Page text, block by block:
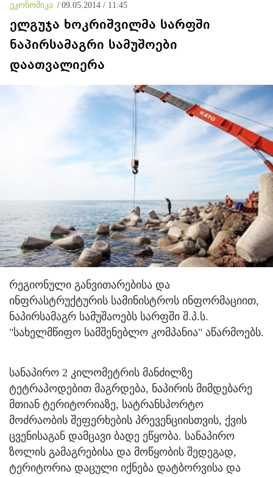
ეკონომიკა / 09.05.2014 / 11:45
ელგუჯა ხოკრიშვილმა სარფში
ნაპირსამაგრი სამუშოები
დაათვალიერა
რეგიონული განვითარებისა და
ინფრასტრუქტურის სამინისტროს ინფორმაციით,
ნაპირსამაგრ სამუშაოებს სარფში შ.პ.ს.
"სახელმწიფო სამშენებლო კომპანია" აწარმოებს.
სანაპირო 2 კილომეტრის მანძილზე
ტეტრაპოდებით მაგრდება, ნაპირის მიმდებარე
მთიან ტერიტორიაზე, სატრანსპორტო
მოძრაობის შეფერხების პრევენციისთვის, ქვის
ცვენისაგან დამცავი ბადე ეწყობა. სანაპირო
ზოლის გამაგრებისა და მოწყობის შედეგად,
ტერიტორია დაცული იქნება დატბორვისა და